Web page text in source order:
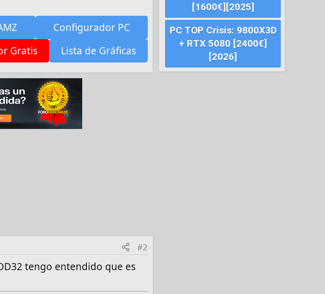
Configurador PC
Gratis Lista de Gráficas
#2
tengo entendido que es
[1600€][2025]
PC TOP Crisis: 9800X3D
+ RTX 5080 [2400€]
[2026]